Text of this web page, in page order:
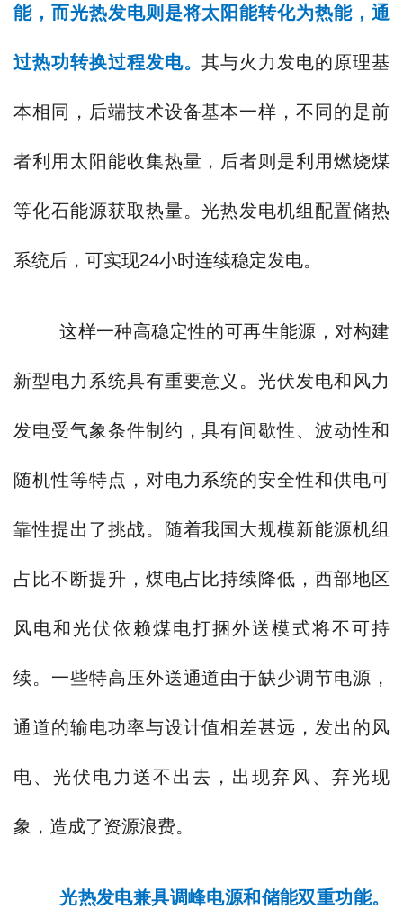
能，而光热发电则是将太阳能转化为热能，通
过热功转换过程发电。其与火力发电的原理基
本相同，后端技术设备基本一样，不同的是前
者利用太阳能收集热量，后者则是利用燃烧煤
等化石能源获取热量。光热发电机组配置储热
系统后，可实现24小时连续稳定发电。
这样一种高稳定性的可再生能源，对构建
新型电力系统具有重要意义。光伏发电和风力
发电受气象条件制约，具有间歇性、波动性和
随机性等特点，对电力系统的安全性和供电可
靠性提出了挑战。随着我国大规模新能源机组
占比不断提升，煤电占比持续降低，西部地区
风电和光伏依赖煤电打捆外送模式将不可持
续。一些特高压外送通道由于缺少调节电源，
通道的输电功率与设计值相差甚远，发出的风
电、光伏电力送不出去，出现弃风、弃光现
象，造成了资源浪费。
光热发电兼具调峰电源和储能双重功能。